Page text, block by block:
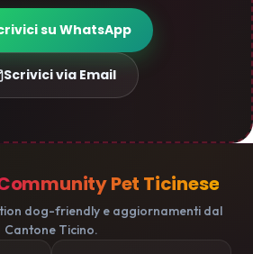
su WhatsApp
Scrivici via Email
Pet Ticinese
dog-friendly e aggiornamenti dal
Cantone Ticino.